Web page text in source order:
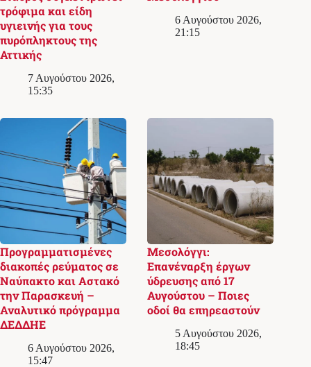
τρόφιμα και είδη
υγιεινής για τους
πυρόπληκτους της
Αττικής
7 Αυγούστου 2026,
15:35
6 Αυγούστου 2026,
21:15
Προγραμματισμένες
διακοπές ρεύματος σε
Ναύπακτο και Αστακό
την Παρασκευή –
Αναλυτικό πρόγραμμα
ΔΕΔΔΗΕ
6 Αυγούστου 2026,
15:47
Μεσολόγγι:
Επανέναρξη έργων
ύδρευσης από 17
Αυγούστου – Ποιες
οδοί θα επηρεαστούν
5 Αυγούστου 2026,
18:45